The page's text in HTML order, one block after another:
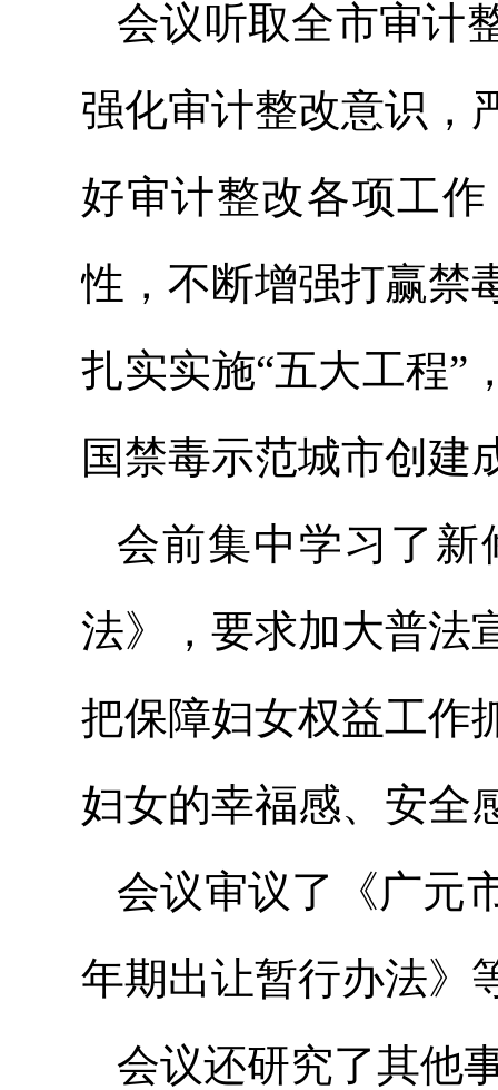
会议听取全市审计
强化审计整改意识，
好审计整改各项工
性，不断增强打赢禁
扎实实施“五大工程”
国禁毒示范城市创建
会前集中学习了
法》，要求加大普法
把保障妇女权益工作
妇女的幸福感、安全
会议审议了《广元
年期出让暂行办法》
会议还研究了其他